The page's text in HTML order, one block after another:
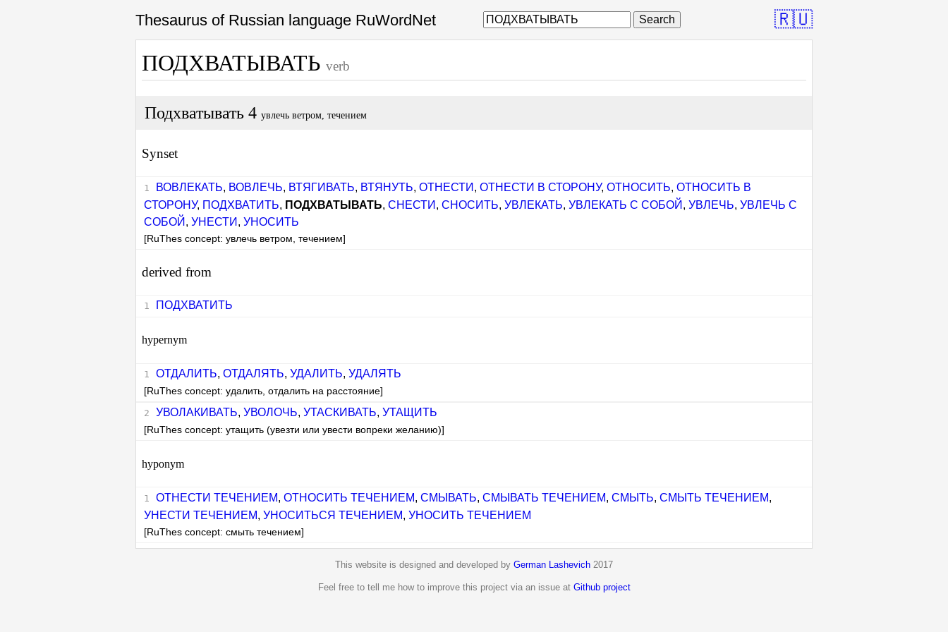
Thesaurus of Russian language RuWordNet Search 🇷🇺
ПОДХВАТЫВАТЬ verb
Подхватывать 4 увлечь ветром, течением
Synset
ВОВЛЕКАТЬ, ВОВЛЕЧЬ, ВТЯГИВАТЬ, ВТЯНУТЬ, ОТНЕСТИ , ОТНЕСТИ В СТОРОНУ, ОТНОСИТЬ, ОТНОСИТЬ В
СТОРОНУ, ПОДХВАТИТЬ, ПОДХВАТЫВАТЬ,СНЕСТИ ,СНОСИТЬ,УВЛЕКАТЬ,УВЛЕКАТЬ С СОБОЙ ,УВЛЕЧЬ,УВЛЕЧЬ С
СОБОЙ ,УНЕСТИ ,УНОСИТЬ
[RuThes concept: увлечь ветром, течением]
derived from
ПОДХВАТИТЬ
hypernym
ОТДАЛИТЬ, ОТДАЛЯТЬ, УДАЛИТЬ, УДАЛЯТЬ
[RuThes concept: удалить, отдалить на расстояние]
УВОЛАКИВАТЬ, УВОЛОЧЬ, УТАСКИВАТЬ, УТАЩИТЬ
[RuThes concept: утащить (увезти или увести вопреки желанию)]
hyponym
ОТНЕСТИ ТЕЧЕНИЕМ, ОТНОСИТЬ ТЕЧЕНИЕМ, СМЫВАТЬ, СМЫВАТЬ ТЕЧЕНИЕМ, СМЫТЬ, СМЫТЬ ТЕЧЕНИЕМ,
УНЕСТИ ТЕЧЕНИЕМ,УНОСИТЬСЯ ТЕЧЕНИЕМ,УНОСИТЬ ТЕЧЕНИЕМ
[RuThes concept: смыть течением]
This website is designed and developed by German Lashevich 2017
Feel free to tell me how to improve this project via an issue at Github project